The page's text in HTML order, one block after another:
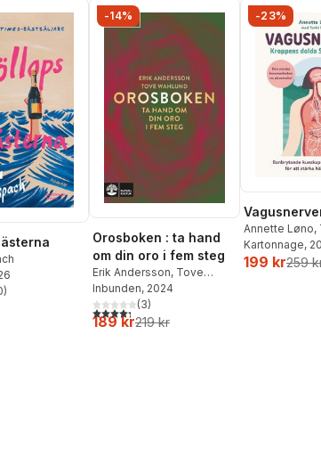
Totalt antal röster:
)
-14%
Orosboken : ta hand
om din oro i fem steg
Erik Andersson, Tove
Wahlund
Inbunden, 2024
4,3utav 5 stjärnor. Totalt antal röster:
(3)
189 kr219 kr
-23%
Annette Løno,
Kartonnage,
199 kr259